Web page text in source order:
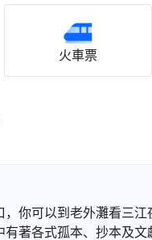
火車票
，你可以到老外灘看三
有著各式孤本、抄本及